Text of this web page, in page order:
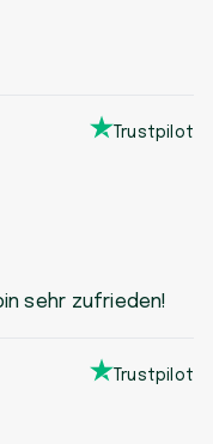
Trustpilot
sehr zufrieden!
Trustpilot